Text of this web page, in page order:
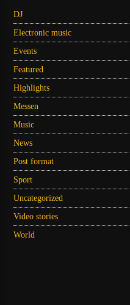
DJ
Electronic music
Events
Featured
Highlights
Messen
Music
News
Post format
Sport
Uncategorized
Video stories
World